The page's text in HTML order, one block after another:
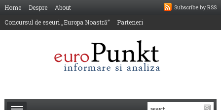
Subscribe by RSS
Home Despre
About
Concursul de eseuri „Europa Noastră”
Parteneri